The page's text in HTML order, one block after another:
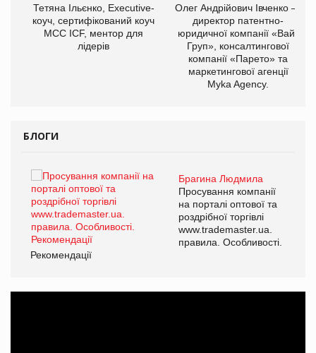
Тетяна Ільєнко, Executive-
коуч, сертифікований коуч
МСС ICF, ментор для
лідерів
Олег Андрійович Івченко —
директор патентно-
юридичної компанії «Вайз
Груп», консалтингової
компанії «Парето» та
маркетингової агенції
Myka Agency.
БЛОГИ
Брагина Людмила
Просування компанії
на порталі оптової та
роздрібної торгівлі
www.trademaster.ua.
правила. Особливості.
Рекомендації